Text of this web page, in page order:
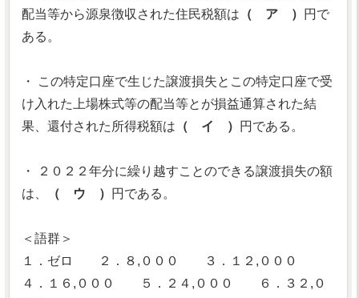
配当等から源泉徴収された住民税額は （ ア ）
円で
ある。
・ この特定口座で生じた譲渡損失とこの特定口座で受
け入れた上場株式等の配当等とが損益通算された結
果、還付された所得税額は （ イ ） 円である。
・ ２０２２年分に繰り越すことのできる譲渡損失の額
は、
（ ウ ） 円である。
＜語群＞
１．ゼロ ２．８,０００ ３．１２,０００
４．１６,０００ ５．２４,０００ ６．３２,０